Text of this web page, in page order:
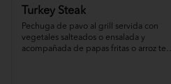
Turkey Steak
Pechuga de pavo al grill servida con
vegetales salteados o ensalada y
acompañada de papas fritas o arroz tex